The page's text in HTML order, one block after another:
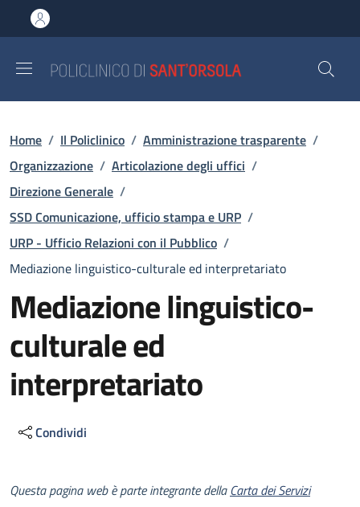
al contenuto principale
to footer content
Briciole di pane
Home / Il Policlinico / Amministrazione trasparente /
Organizzazione / Articolazione degli uffici /
Direzione Generale /
SSD Comunicazione, ufficio stampa e URP /
URP - Ufficio Relazioni con il Pubblico /
Mediazione linguistico-culturale ed interpretariato
Mediazione linguistico-
culturale ed
interpretariato
Condividi
Descrizione
Questa pagina web è parte integrante dellaCarta dei Servizi